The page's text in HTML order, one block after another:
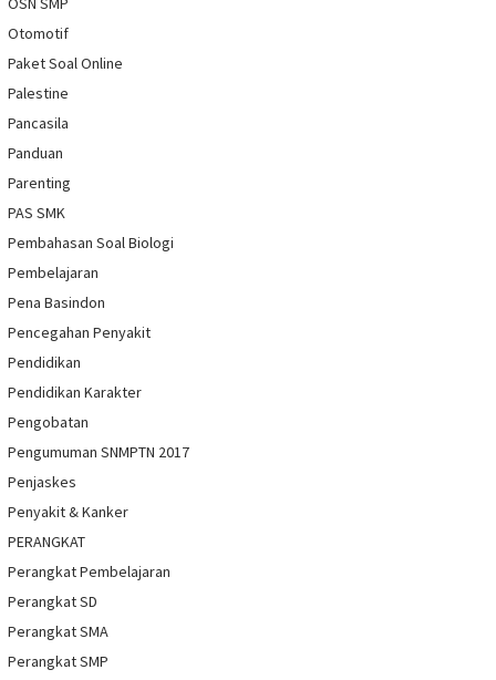
Otomotif
Paket Soal Online
Palestine
Pancasila
Panduan
Parenting
PAS SMK
Pembahasan Soal Biologi
Pembelajaran
Pena Basindon
Pencegahan Penyakit
Pendidikan
Pendidikan Karakter
Pengobatan
Pengumuman SNMPTN 2017
Penjaskes
Penyakit & Kanker
PERANGKAT
Perangkat Pembelajaran
Perangkat SD
Perangkat SMA
Perangkat SMP